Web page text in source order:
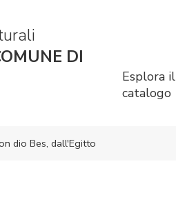
DI
Esplora il
catalogo
dio Bes, dall'Egitto